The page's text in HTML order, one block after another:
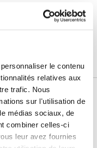
le contenu
relatives aux
trafic. Nous
sur l'utilisation de
médias sociaux, de
combiner celles-ci
leur avez fournies
votre question
Paiement en
3x sans frais